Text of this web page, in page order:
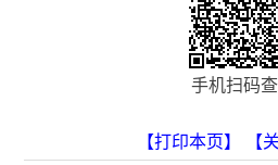
手机扫码
【打印本页】 【